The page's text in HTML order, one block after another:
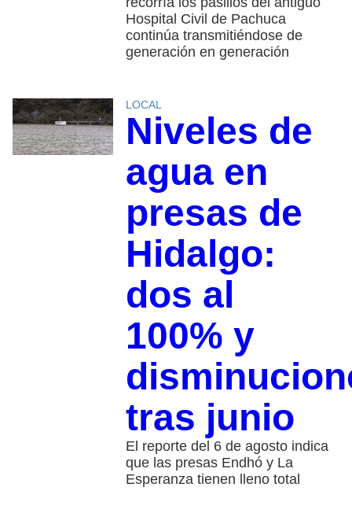
Hospital Civil de Pachuca
continúa transmitiéndose de
generación en generación
LOCAL
Niveles de
agua en
presas de
Hidalgo:
dos al
100% y
tras junio
El reporte del 6 de agosto indica
que las presas Endhó y La
Esperanza tienen lleno total